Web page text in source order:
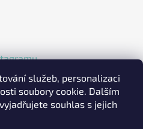
služeb, personalizaci
soubory cookie. Dalším
souhlas s jejich